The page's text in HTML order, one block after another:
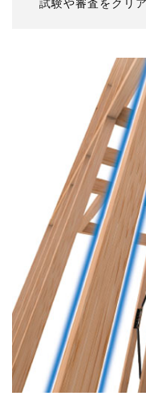
試験や審査をクリ